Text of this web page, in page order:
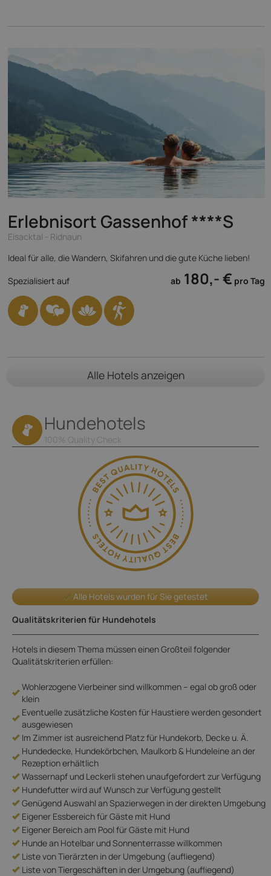
Erlebnisort Gassenhof****S
Eisacktal - Ridnaun
Ideal für alle, die Wandern, Skifahren und die gute Küche lieben!
Spezialisiert auf
ab 180,- € pro Tag
Alle Hotels anzeigen
Hundehotels
100% Quality Check
Alle Hotels wurden für Sie getestet
Qualitätskriterien für Hundehotels
Hotels in diesem Thema müssen einen Großteil folgender
Qualitätskriterien erfüllen:
Wohlerzogene Vierbeiner sind willkommen – egal ob groß oder
klein
Eventuelle zusätzliche Kosten für Haustiere werden gesondert
ausgewiesen
Im Zimmer ist ausreichend Platz für Hundekorb, Decke u. Ä.
Hundedecke, Hundekörbchen, Maulkorb & Hundeleine an der
Rezeption erhältlich
Wassernapf und Leckerli stehen unaufgefordert zur Verfügung
Hundefutter wird auf Wunsch zur Verfügung gestellt
Genügend Auswahl an Spazierwegen in der direkten Umgebung
Eigener Essbereich für Gäste mit Hund
Eigener Bereich am Pool für Gäste mit Hund
Hunde an Hotelbar und Sonnenterrasse willkommen
Liste von Tierärzten in der Umgebung (aufliegend)
Liste von Tiergeschäften in der Umgebung (aufliegend)